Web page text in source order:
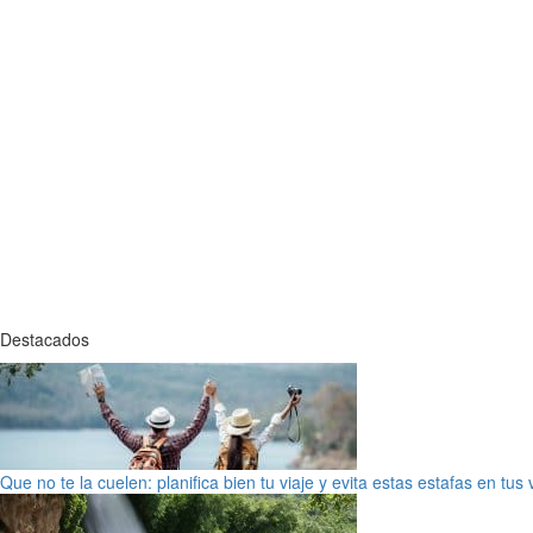
Destacados
Que no te la cuelen: planifica bien tu viaje y evita estas estafas en tus